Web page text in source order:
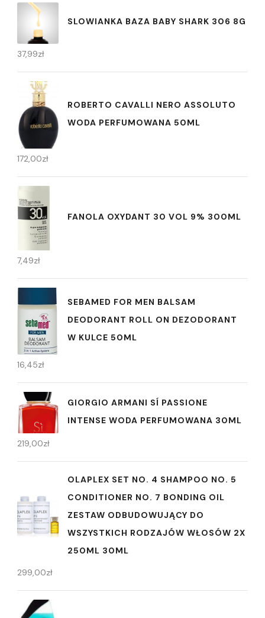
SLOWIANKA BAZA BABY SHARK 306 8G
37,99zł
ROBERTO CAVALLI NERO ASSOLUTO
WODA PERFUMOWANA 50ML
172,00zł
FANOLA OXYDANT 30 VOL 9% 300ML
7,49zł
SEBAMED FOR MEN BALSAM
DEODORANT ROLL ON DEZODORANT
W KULCE 50ML
16,45zł
GIORGIO ARMANI SÍ PASSIONE
INTENSE WODA PERFUMOWANA 30ML
219,00zł
OLAPLEX SET NO. 4 SHAMPOO NO. 5
CONDITIONER NO. 7 BONDING OIL
ZESTAW ODBUDOWUJĄCY DO
WSZYSTKICH RODZAJÓW WŁOSÓW 2X
250ML 30ML
299,00zł